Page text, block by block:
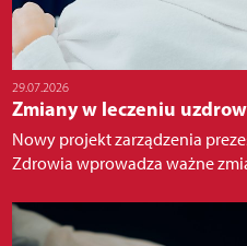
29.07.2026
Zmiany w leczeniu
Nowy projekt zarządzenia
Zdrowia wprowadza ważne